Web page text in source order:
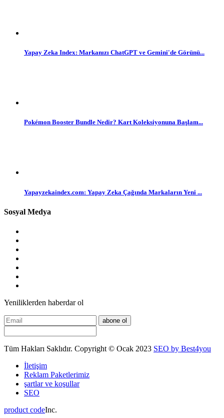
Yapay Zeka Index: Markanızı ChatGPT ve Gemini'de Görünü...
Pokémon Booster Bundle Nedir? Kart Koleksiyonuna Başlam...
Yapayzekaindex.com: Yapay Zeka Çağında Markaların Yeni ...
Sosyal Medya
Yeniliklerden haberdar ol
abone ol
Tüm Hakları Saklıdır. Copyright © Ocak 2023 SEO by Best4you
İletişim
Reklam Paketlerimiz
şartlar ve koşullar
SEO
product codeInc.